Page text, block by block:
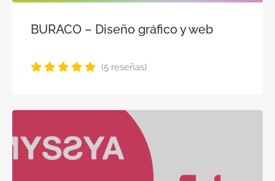
BURACO – Diseño gráfico y web
(5 reseñas)